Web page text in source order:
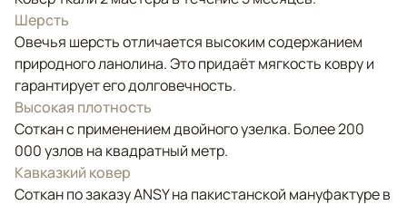
Шерсть
Овечья шерсть отличается высоким содержанием
природного ланолина. Это придаёт мягкость ковру и
гарантирует его долговечность.
Высокая плотность
Соткан с применением двойного узелка. Более 200
000 узлов на квадратный метр.
Кавказкий ковер
Соткан по заказу ANSY на пакистанской мануфактуре в